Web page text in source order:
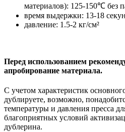
материалов): 125-150℃ без
время выдержки: 13-18
давление: 1.5-2 кг/см²
Перед использованием
апробирование материала.
С учетом характеристик
дублируете, возможно,
температуры и давления пресса
благоприятных условий
дублерина.